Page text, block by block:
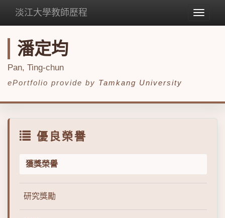
Toggle
淡江大學教師歷程
潘定均
Pan, Ting-chun
ePortfolio provide by Tamkang University
優良榮譽
獲獎榮譽
研究獎勵